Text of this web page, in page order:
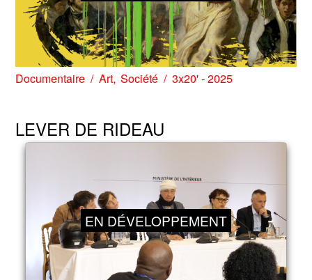
Documentaire Art Société 3x20' - 2025
LEVER DE RIDEAU
EN DÉVELOPPEMENT